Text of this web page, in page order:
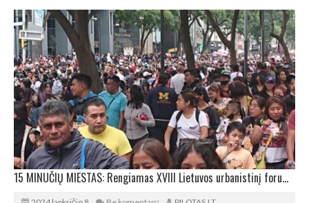
15 MINUČIŲ MIESTAS: Rengiamas XVIII Lietuvos urbanistinį forumas